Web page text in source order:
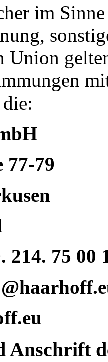
im
Union
77-79
214. 75 00
Anschrift